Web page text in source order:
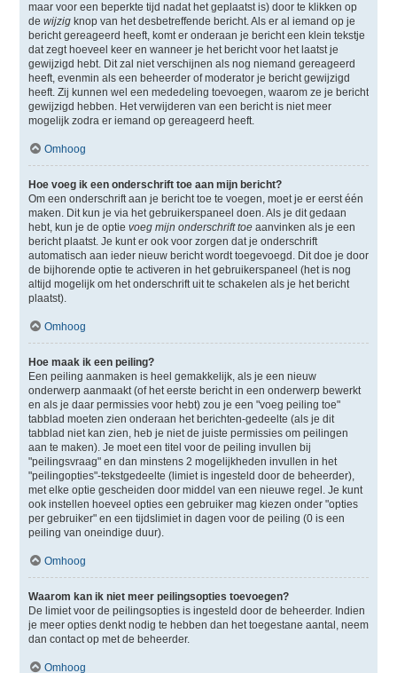
maar voor een beperkte tijd nadat het geplaatst is) door te klikken op
de wijzigknop van het desbetreffende bericht. Als er al iemand op je
bericht gereageerd heeft, komt er onderaan je bericht een klein tekstje
dat zegt hoeveel keer en wanneer je het bericht voor het laatst je
gewijzigd hebt. Dit zal niet verschijnen als nog niemand gereageerd
heeft, evenmin als een beheerder of moderator je bericht gewijzigd
heeft. Zij kunnen wel een mededeling toevoegen, waarom ze je bericht
gewijzigd hebben. Het verwijderen van een bericht is niet meer
mogelijk zodra er iemand op gereageerd heeft.
Omhoog
Hoe voeg ik een onderschrift toe aan mijn bericht?
Om een onderschrift aan je bericht toe te voegen, moet je er eerst één
maken. Dit kun je via het gebruikerspaneel doen. Als je dit gedaan
hebt, kun je de optie voeg mijn onderschrift toeaanvinken als je een
bericht plaatst. Je kunt er ook voor zorgen dat je onderschrift
automatisch aan ieder nieuw bericht wordt toegevoegd. Dit doe je door
de bijhorende optie te activeren in het gebruikerspaneel (het is nog
altijd mogelijk om het onderschrift uit te schakelen als je het bericht
plaatst).
Omhoog
Hoe maak ik een peiling?
Een peiling aanmaken is heel gemakkelijk, als je een nieuw
onderwerp aanmaakt (of het eerste bericht in een onderwerp bewerkt
en als je daar permissies voor hebt) zou je een "voeg peiling toe"
tabblad moeten zien onderaan het berichten-gedeelte (als je dit
tabblad niet kan zien, heb je niet de juiste permissies om peilingen
aan te maken). Je moet een titel voor de peiling invullen bij
"peilingsvraag" en dan minstens 2 mogelijkheden invullen in het
"peilingopties"-tekstgedeelte (limiet is ingesteld door de beheerder),
met elke optie gescheiden door middel van een nieuwe regel. Je kunt
ook instellen hoeveel opties een gebruiker mag kiezen onder "opties
per gebruiker" en een tijdslimiet in dagen voor de peiling (0 is een
peiling van oneindige duur).
Omhoog
Waarom kan ik niet meer peilingsopties toevoegen?
De limiet voor de peilingsopties is ingesteld door de beheerder. Indien
je meer opties denkt nodig te hebben dan het toegestane aantal, neem
dan contact op met de beheerder.
Omhoog